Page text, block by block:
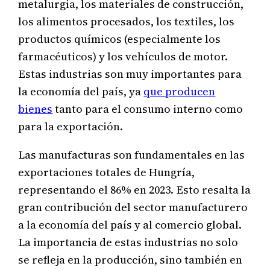
metalurgia, los materiales de construcción,
los alimentos procesados, los textiles, los
productos químicos (especialmente los
farmacéuticos) y los vehículos de motor.
Estas industrias son muy importantes para
la economía del país, ya que producen
bienes tanto para el consumo interno como
para la exportación.
Las manufacturas son fundamentales en las
exportaciones totales de Hungría,
representando el 86% en 2023. Esto resalta la
gran contribución del sector manufacturero
a la economía del país y al comercio global.
La importancia de estas industrias no solo
se refleja en la producción, sino también en